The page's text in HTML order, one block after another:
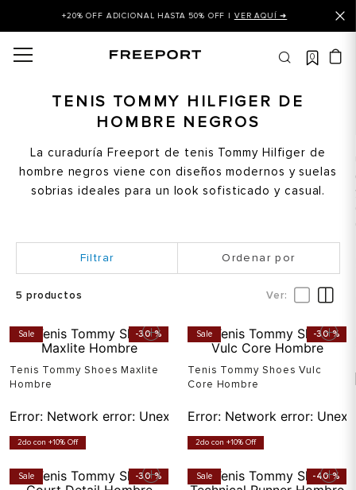
+20% OFF ADICIONAL HASTA 50% OFF | VER AQUÍ ➜
0
TENIS TOMMY HILFIGER DE
HOMBRE NEGROS
La curaduría Freeport de tenis Tommy Hilfiger de
hombre negros viene con diseños modernos y suelas
sobrias ideales para un look sofisticado y casual.
Ordenar por
5 productos
Sale -30 %
Tenis Tommy Shoes Maxlite
Hombre
Error: Network error: Unexpected token T in JSON at
2do con +10% Off
Sale -30 %
Tenis Tommy Shoes Vulc
Core Hombre
Error: Network error:
2do con +10% Off
Sale -30 % Sale -40 %
balance 327
tommy hilfiger
mujer